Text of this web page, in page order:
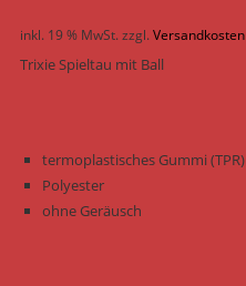
inkl. 19 % MwSt. zzgl. Versandkosten
Trixie Spieltau mit Ball
termoplastisches Gummi (TPR)
Polyester
ohne Geräusch